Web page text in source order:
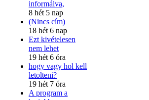
informálva,
8 hét 5 nap
(Nincs cím)
18 hét 6 nap
Ezt kivételesen
nem lehet
19 hét 6 óra
hogy vagy hol kell
letolteni?
19 hét 7 óra
A program a